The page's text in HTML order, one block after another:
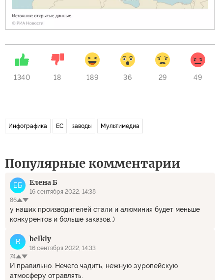
1340 18 189 36 29 49
Инфографика ЕС заводы Мультимедиа
Популярные комментарии
ЕБ Елена Б
16 сентября 2022, 14:38
86
у наших производителей стали и алюминия будет меньше
конкурентов и больше заказов..)
B belkly
16 сентября 2022, 14:33
74
И правильно. Нечего чадить, нежную эуропейскую
атмосферу отравлять.